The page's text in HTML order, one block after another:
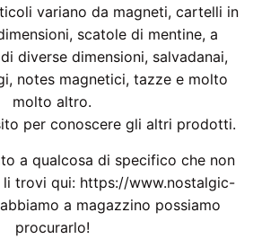
variano da magneti, cartelli in
scatole di mentine, a
diverse dimensioni, salvadanai,
notes magnetici, tazze e molto
molto altro.
per conoscere gli altri prodotti.
a qualcosa di specifico che non
trovi qui: https://www.nostalgic-
a magazzino possiamo
procurarlo!